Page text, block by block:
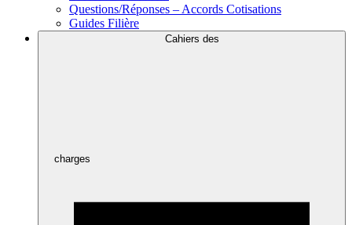
Questions/Réponses – Accords Cotisations
Guides Filière
Cahiers des
charges